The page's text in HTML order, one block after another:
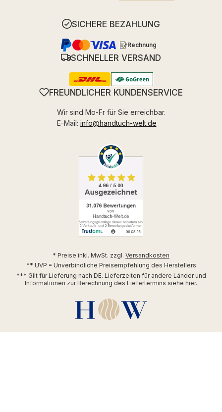
SICHERE BEZAHLUNG
Rechnung
SCHNELLER VERSAND
FREUNDLICHER KUNDENSERVICE
Wir sind Mo-Fr für Sie erreichbar.
E-Mail: info@handtuch-welt.de
* Preise inkl. MwSt. zzgl. Versandkosten
** UVP = Unverbindliche Preisempfehlung des Herstellers
*** Gilt für Lieferung nach DE. Lieferzeiten für andere Länder und
Informationen zur Berechnung des Liefertermins siehe hier.